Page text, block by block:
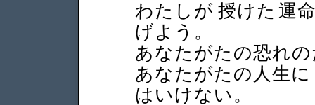
わたしが 授けた 運
げよう。
あなたがたの恐れ
あなたがたの人生
はいけない。